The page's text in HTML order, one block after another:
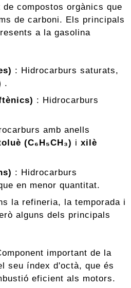
compostos orgànics que
de carboni. Els principals
a la gasolina
: Hidrocarburs saturats,
.
: Hidrocarburs
amb anells
(C₆H₅CH₃) i xilè
: Hidrocarburs
en menor quantitat.
la refineria, la temporada i
alguns dels principals
important de la
seu índex d'octà, que és
eficient als motors.